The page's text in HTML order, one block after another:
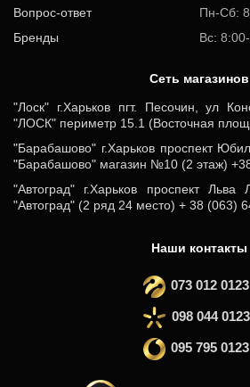
Вопрос-ответ
Бренды
Пн-Сб:
Вс:
Cеть магазинов
"Лоск" г.Харьков пгт. Песочин, ул
"ЛОСК" периметр 15.1 (Восточная
"Барабашово" г.Харьков проспект
"Барабашово" магазин №10 (2 этаж)
"Автоград" г.Харьков проспект
"Автоград" (2 ряд 24 место) + 38 (063)
Наши контакты
073 012 0123
098 044 0123
095 795 0123